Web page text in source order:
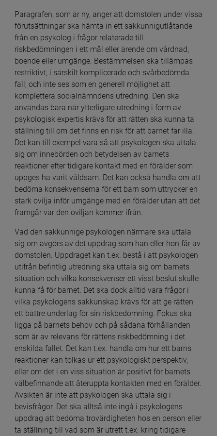
Paragrafen, som är ny, anger att domstolen under vissa
förutsättningar ska hämta in ett sakkunnigutlåtande
från en psykolog i frågor relaterade till
riskbedömningen i ett mål eller ärende om vårdnad,
boende eller umgänge. Bestämmelsen ska tillämpas
restriktivt, i särskilt komplicerade och svårbedömda
fall, och inte ses som en generell möjlighet att
komplettera socialnämndens utredning. Den ska
användas bara när ytterligare utredning i form av
psykologisk expertis krävs för att rätten ska kunna ta
ställning till om det finns en risk för att barnet far illa.
Det kan till exempel vara så att psykologen ska uttala
sig om innebörden och betydelsen av barnets
reaktioner efter tidigare kontakt med en förälder som
uppges ha varit våldsam. Det kan också handla om att
bedöma konsekvenserna för ett barn som uttrycker en
stark ovilja inför umgänge med en förälder utan att det
framgår var den oviljan kommer ifrån.
Vad den sakkunnige psykologen närmare ska uttala
sig om avgörs av det uppdrag som han eller hon får av
domstolen. Uppdraget kan t.ex. bestå i att psykologen
utifrån befintlig utredning ska uttala sig om barnets
situation och vilka konsekvenser ett visst beslut skulle
kunna få för barnet. Det ska dock alltid vara frågor i
vilka psykologens sakkunskap krävs för att ge rätten
ett bättre underlag för sin riskbedömning. Fokus ska
ligga på barnets behov och på sådana förhållanden
som är av relevans för rättens riskbedömning i det
enskilda fallet. Det kan t.ex. handla om hur ett barns
reaktioner kan tolkas ur ett psykologiskt perspektiv,
eller om det i en viss situation är positivt för barnets
välbefinnande att återuppta kontakten med en förälder.
Avsikten är inte att psykologen ska uttala sig i
bevisfrågor. Det ska alltså inte ingå i psykologens
uppdrag att bedöma trovärdigheten hos en person eller
ta ställning till vad som är utrett t.ex. kring tidigare